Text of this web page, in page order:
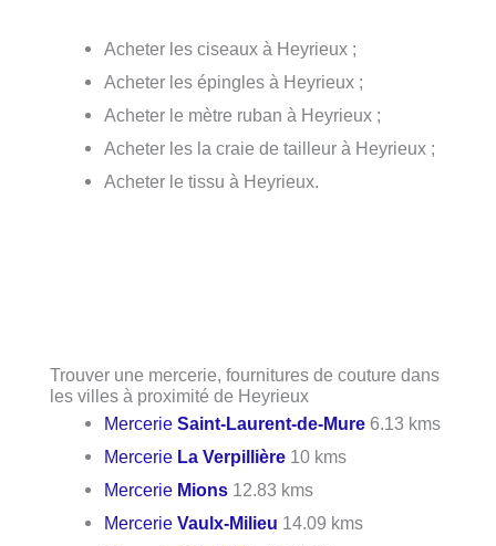
Acheter les ciseaux à Heyrieux ;
Acheter les épingles à Heyrieux ;
Acheter le mètre ruban à Heyrieux ;
Acheter les la craie de tailleur à Heyrieux ;
Acheter le tissu à Heyrieux.
Trouver une mercerie, fournitures de couture dans
les villes à proximité de Heyrieux
MercerieSaint-Laurent-de-Mure 6.13 kms
Mercerie La Verpillière 10 kms
Mercerie Mions 12.83 kms
MercerieVaulx-Milieu 14.09 kms